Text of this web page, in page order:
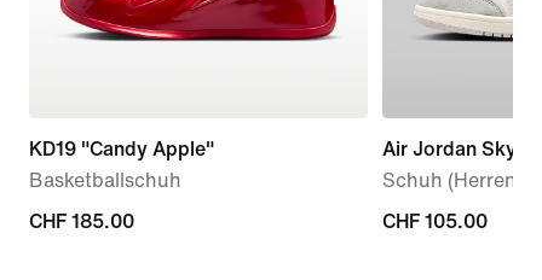
KD19 "Candy Apple"
Basketballschuh
CHF 185.00
CHF 185.00
Air Jordan
Schuh (Herren)
CHF 105.00
CHF 105.00